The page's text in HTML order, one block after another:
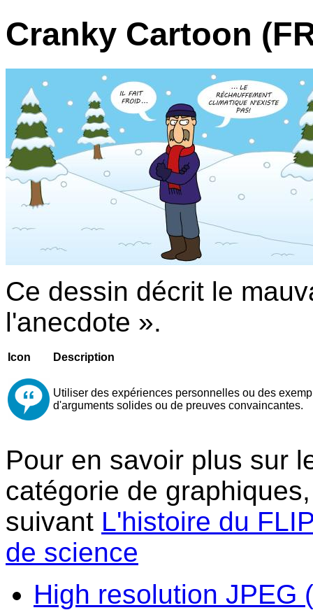
Cranky Cartoon
Ce dessin décrit le
l'anecdote ».
Icon Description
Utiliser des expériences personnelles ou des
d'arguments solides ou de preuves convaincantes.
Pour en savoir plus sur
catégorie de
suivant L'histoire du
de science
High resolution JPEG